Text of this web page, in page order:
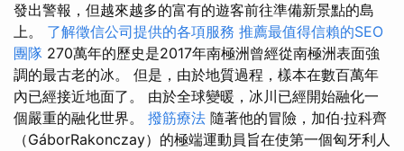
發出警報，但越來越多的富有的遊客前往準備新景點的島
上。 了解徵信公司提供的各項服務 推薦最值得信賴的SEO
團隊 270萬年的歷史是2017年南極洲曾經從南極洲表面強
調的最古老的冰。 但是，由於地質過程，樣本在數百萬年
內已經接近地面了。 由於全球變暖，冰川已經開始融化一
個嚴重的融化世界。 撥筋療法 隨著他的冒險，加伯·拉科齊
（GáborRakonczay）的極端運動員旨在使第一個匈牙利人